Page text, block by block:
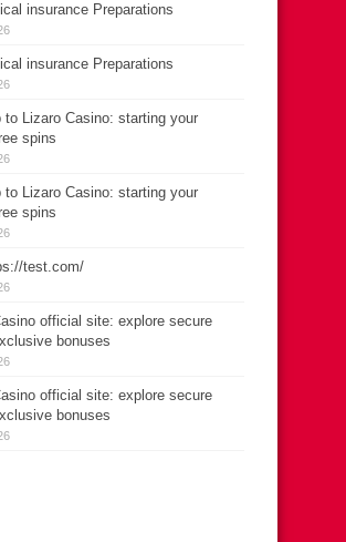
insurance Preparations
insurance Preparations
to Lizaro Casino: starting your
spins
to Lizaro Casino: starting your
spins
test.com/
official site: explore secure
bonuses
official site: explore secure
bonuses